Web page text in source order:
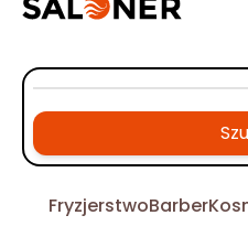
FryzjerstwoBarber